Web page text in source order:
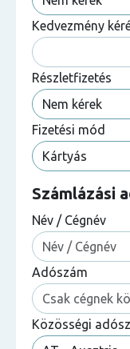
Kedvezmény
Részletfizetés
Fizetési mód
Számlázási
Név / Cégnév
Adószám
Közösségi